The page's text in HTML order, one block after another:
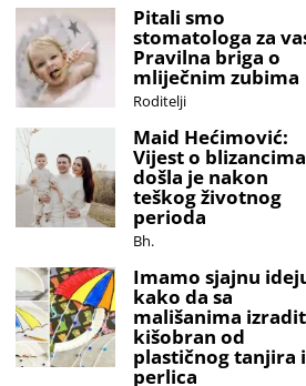
Ostati sam kod kuće prvi put veliki je
korak i za dijete i za roditelje. Djeca tada
uče odgovornost, samostalnost i
donošenje odluka, dok
Pitali smo
stomatologa za
Pravilna briga o
mliječnim zubima
Roditelji
Maid Hećimović:
Vijest o blizancima
došla je nakon
teškog životnog
perioda
Bh.
Imamo sjajnu
kako da sa
mališanima
kišobran od
plastičnog tanjira i
perlica